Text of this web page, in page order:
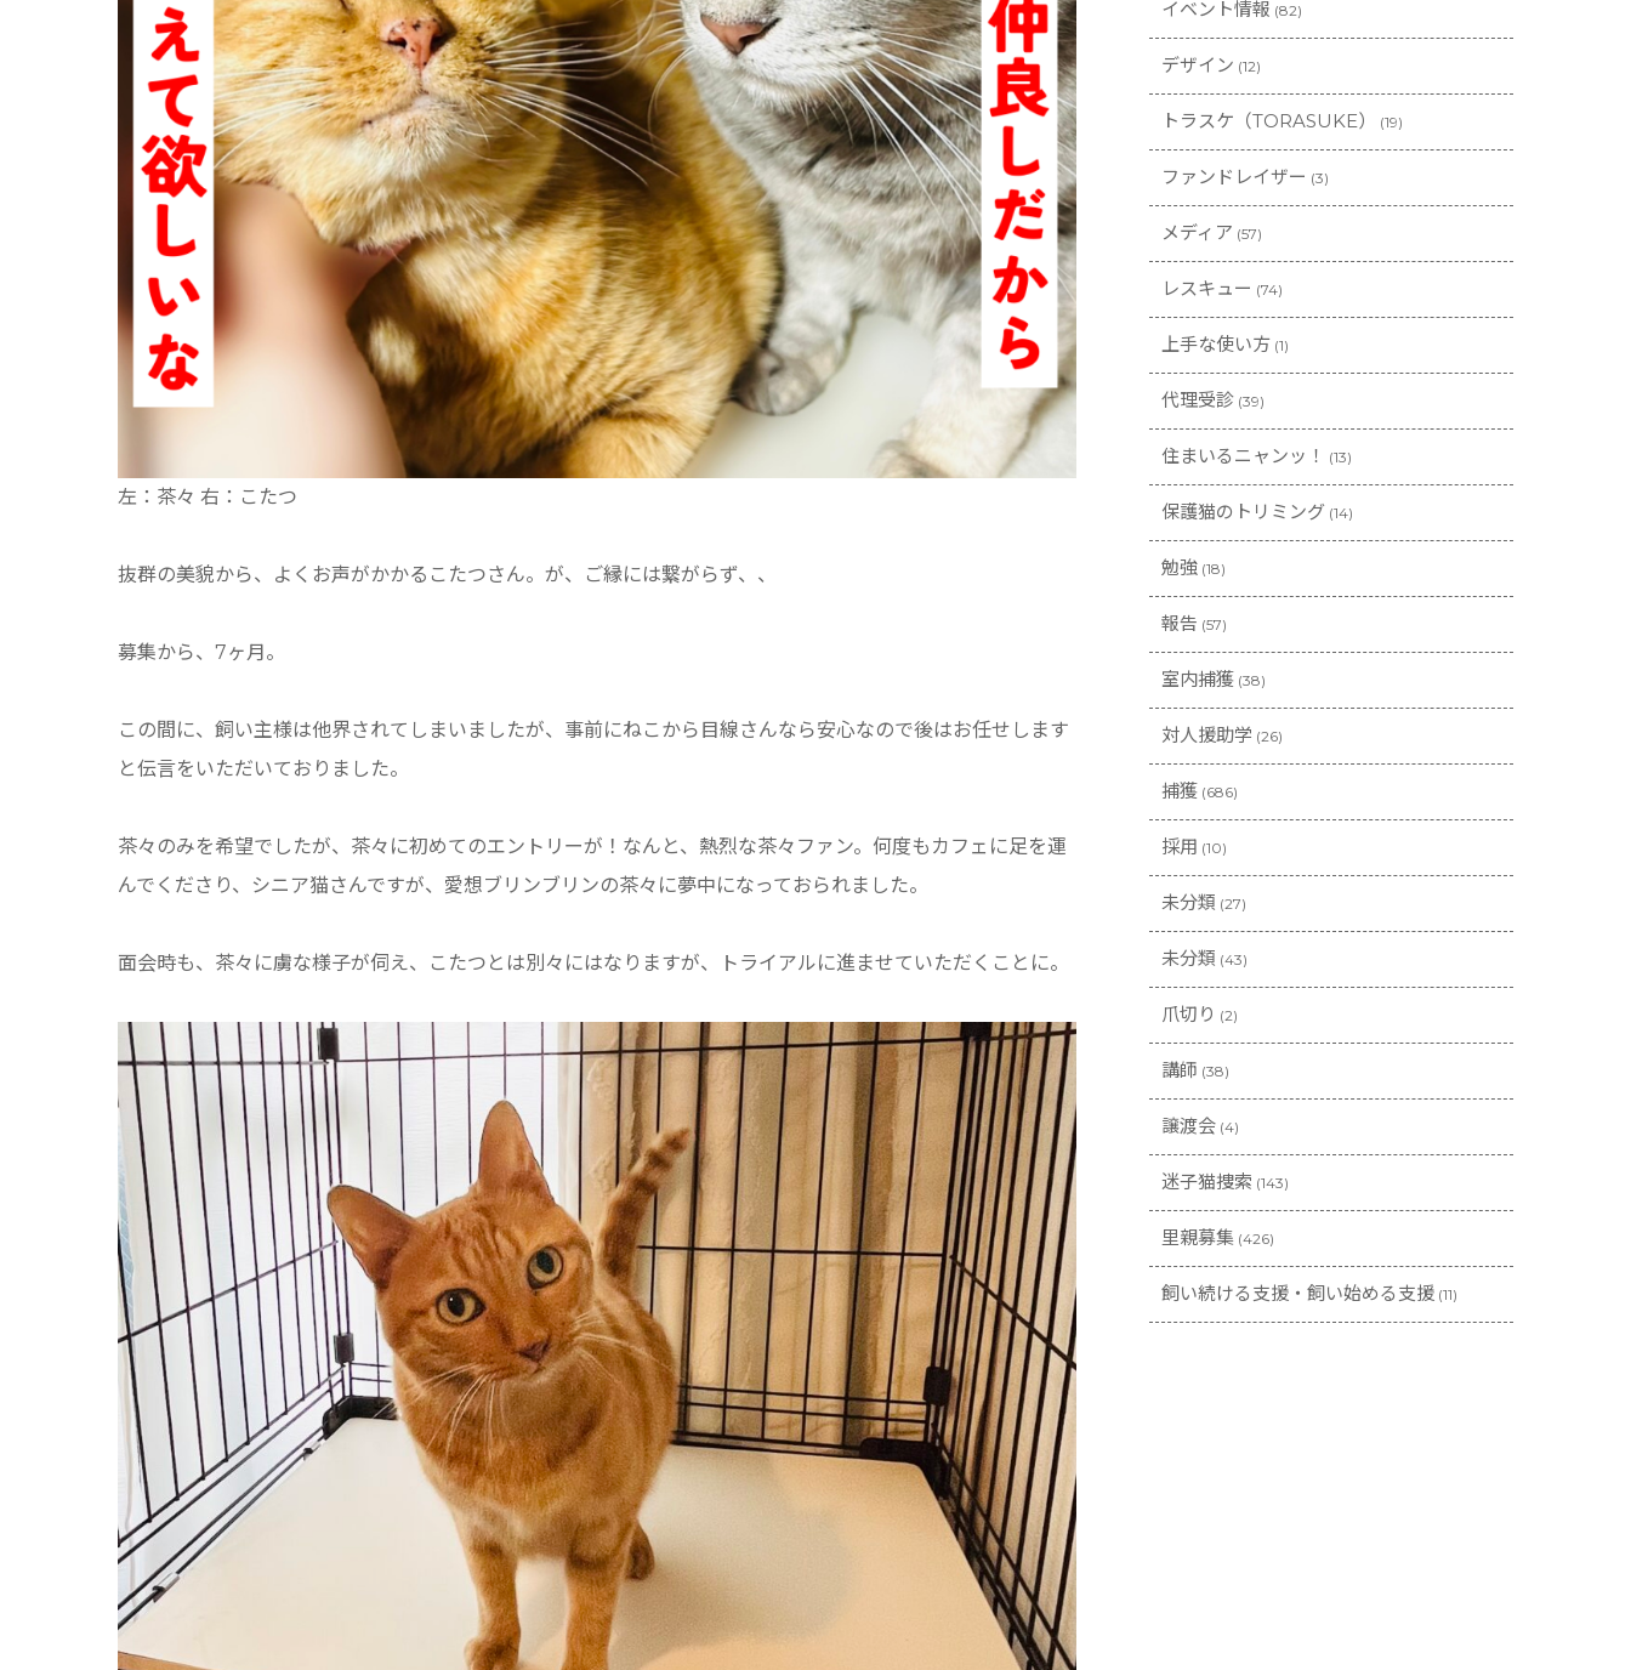
左：茶々 右：こたつ
抜群の美貌から、よくお声がかかるこたつさん。が、ご縁には繋がらず、、
募集から、7ヶ月。
この間に、飼い主様は他界されてしまいましたが、事前にねこから目線さんなら安心なので後はお任せします
と伝言をいただいておりました。
茶々のみを希望でしたが、茶々に初めてのエントリーが！なんと、熱烈な茶々ファン。何度もカフェに足を運
んでくださり、シニア猫さんですが、愛想ブリンブリンの茶々に夢中になっておられました。
面会時も、茶々に虜な様子が伺え、こたつとは別々にはなりますが、トライアルに進ませていただくことに。
イベント情報 (82)
デザイン (12)
トラスケ（TORASUKE） (19)
ファンドレイザー (3)
メディア (57)
レスキュー (74)
上手な使い方 (1)
代理受診 (39)
住まいるニャンッ！ (13)
保護猫のトリミング (14)
勉強 (18)
報告 (57)
室内捕獲 (38)
対人援助学 (26)
捕獲 (686)
採用 (10)
未分類 (27)
未分類 (43)
爪切り (2)
講師 (38)
譲渡会 (4)
迷子猫捜索 (143)
里親募集 (426)
飼い続ける支援・飼い始める支援 (11)